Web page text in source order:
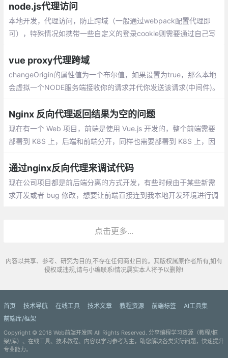
node.js代理访问
本地开发，代理访问，防止跨域（一般通过webpack配置代理即
可），特殊情况如携带一些自定义的登录cookie则需要通过自己写
vue proxy代理跨域
changeOrigin的属性值为一个布尔值，如果设置为true，那么本地
会虚拟一个NODE服务端接收你的请求并代你发送该请求(中间件)。
转发出去。]
Nginx 反向代理返回结果为空的问题
现在有一个 Web 项目，前端是使用 Vue.js 开发的，整个前端需要
部署到 K8S 上，后端和前端分开，同样也需要部署到 K8S 上，因
到了一个问题：跨域访问问题。
通过nginx反向代理来调试代码
现在公司项目都是前后端分离的方式开发，有些时候由于某些新需
求开发或者 bug 修改，想要让前端直接连到我本地开发环境进行调
点击更多...
内容以共享、参考、研究为目的,不存在任何商业目的。其版权属原作者所有,如有
侵权或违规,请与小编联系!情况属实本人将予以删除!
首页 技术导航 在线工具 技术文章 教程资源 前端标签
AI工具集
前端库/框架